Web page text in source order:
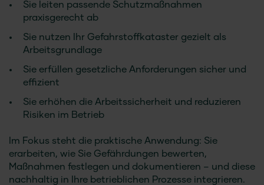
Sie leiten passende Schutzmaßnahmen
praxisgerecht ab
Sie nutzen Ihr Gefahrstoffkataster gezielt als
Arbeitsgrundlage
Sie erfüllen gesetzliche Anforderungen sicher und
effizient
Sie erhöhen die Arbeitssicherheit und reduzieren
Risiken im Betrieb
Im Fokus steht die praktische Anwendung: Sie
erarbeiten, wie Sie Gefährdungen bewerten,
Maßnahmen festlegen und dokumentieren – und diese
nachhaltig in Ihre betrieblichen Prozesse integrieren.